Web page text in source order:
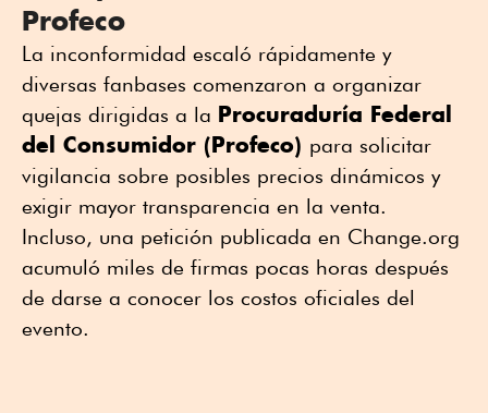
Profeco
La inconformidad escaló rápidamente y
diversas fanbases comenzaron a organizar
quejas dirigidas a la Procuraduría Federal
del Consumidor (Profeco) para solicitar
vigilancia sobre posibles precios dinámicos y
exigir mayor transparencia en la venta.
Incluso, una petición publicada en Change.org
acumuló miles de firmas pocas horas después
de darse a conocer los costos oficiales del
evento.